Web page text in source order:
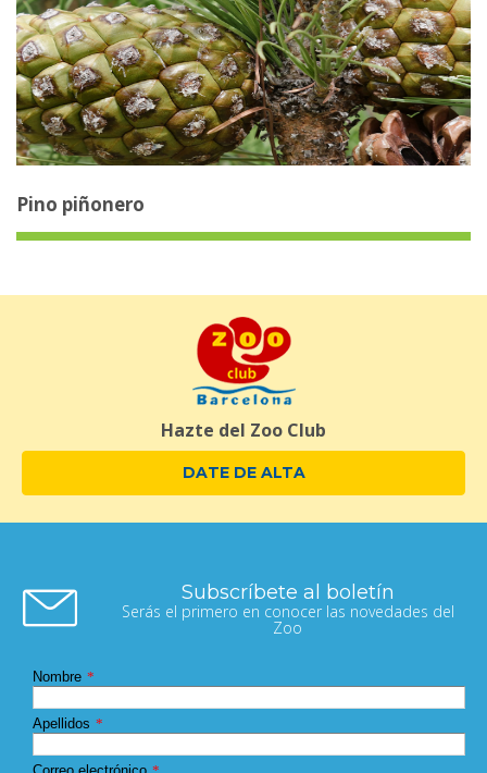
Pino piñonero
Hazte del Zoo Club
DATE DE ALTA
Subscríbete al boletín
Serás el primero en conocer las novedades del
Zoo